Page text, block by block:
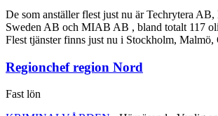
De som anställer flest just nu är Techrytera
Sweden AB och MIAB AB , bland totalt 117
Flest tjänster finns just nu i Stockholm, Malmö,
Regionchef region Nord
Fast lön